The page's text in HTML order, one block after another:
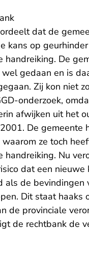
dat de
kans op
handreiking. De
gedaan en is
Zij kon niet
onderzoek,
afwijken uit het
De gemeente
ze toch
handreiking. Nu
dat een nieuwe
als de bevindingen
Dit staat haaks
de provinciale
de rechtbank de